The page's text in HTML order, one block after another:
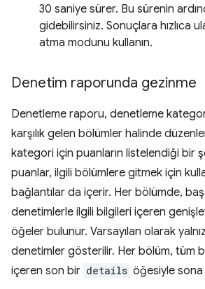
30 saniye sürer. Bu sürenin
gidebilirsiniz. Sonuçlara hızlıca
atma modunu kullanın.
Denetim raporunda gezinme
Denetleme raporu, denetleme
karşılık gelen bölümler halinde
kategori için puanların listelendiği bir
puanlar, ilgili bölümlere gitmek için
bağlantılar da içerir. Her bölümde,
denetimlerle ilgili bilgileri içeren
öğeler bulunur. Varsayılan olarak
denetimler gösterilir. Her bölüm, tüm
içeren son bir details öğesiyle sona